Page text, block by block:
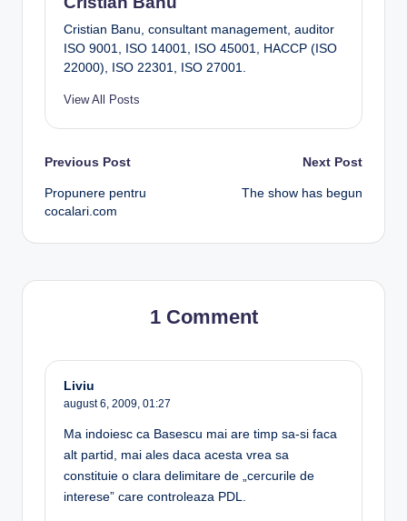
Cristian Banu, consultant management, auditor
ISO 9001, ISO 14001, ISO 45001, HACCP (ISO
22000), ISO 22301, ISO 27001.
View All Posts
Post
navigation
Previous Post
Propunere pentru
cocalari.com
Next Post
The show has begun
1 Comment
Liviu
august 6, 2009, 01:27
Ma indoiesc ca Basescu mai are timp sa-si faca
alt partid, mai ales daca acesta vrea sa
constituie o clara delimitare de „cercurile de
interese” care controleaza PDL.